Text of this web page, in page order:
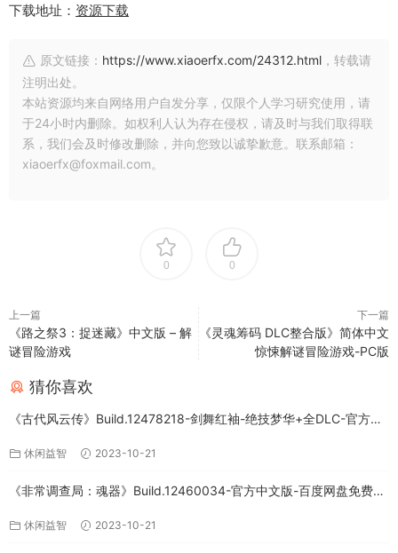
下载地址： 资源下载
原文链接： https://www.xiaoerfx.com/24312.html ，转载请
注明出处。
本站资源均来自网络用户自发分享，仅限个人学习研究使用，请
于24小时内删除。如权利人认为存在侵权，请及时与我们取得联
系，我们会及时修改删除，并向您致以诚挚歉意。联系邮箱：
xiaoerfx@foxmail.com。
0 0
上一篇
《路之祭3：捉迷藏》中文版 – 解
谜冒险游戏
下一篇
《灵魂筹码 DLC整合版》简体中文
惊悚解谜冒险游戏-PC版
猜你喜欢
《古代风云传》Build.12478218-剑舞红袖-绝技梦华+全DLC-官方中
休闲益智 2023-10-21
《非常调查局：魂器》Build.12460034-官方中文版-百度网盘免费下
休闲益智 2023-10-21